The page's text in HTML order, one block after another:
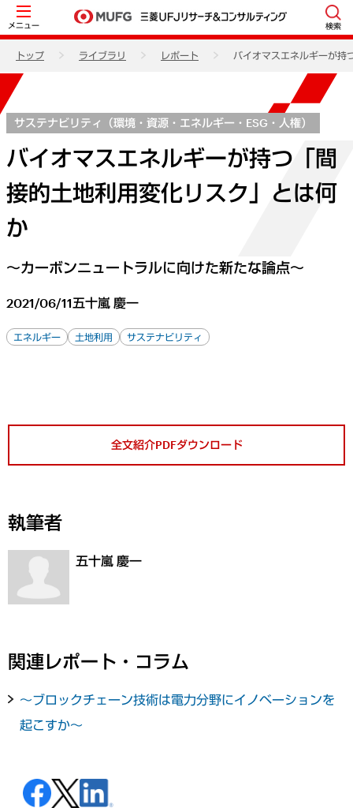
メニュー 検索
トップ ライブラリ レポート バイオマスエネルギーが持
サステナビリティ（環境・資源・エネルギー・ESG・人権）
バイオマスエネルギーが持つ「間
接的土地利用変化リスク」とは何
か
～カーボンニュートラルに向けた新たな論点～
2021/06/11五十嵐 慶一
エネルギー 土地利用 サステナビリティ
全文紹介PDFダウンロード
執筆者
五十嵐 慶一
関連レポート・コラム
～ブロックチェーン技術は電力分野にイノベーションを
起こすか～